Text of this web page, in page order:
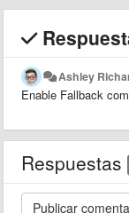
Ashley
Enable Fallback
Respuestas